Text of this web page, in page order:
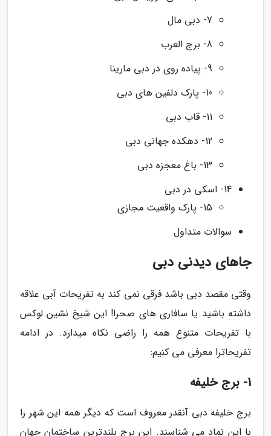
7- دبی مال
8- برج العرب
9- پیاده روی در دبی مارینا
10- پارک دلفین های دبی
11- قاب دبی
12- دهکده جهانی دبی
13- باغ معجزه دبی
14- اسکی در دبی
15- پارک واقعیت مجازی
سوالات متداول
جاهای دیدنی دبی
وقتی مقصد دبی باشد فرقی نمی کند به تفریحات آبی علاقه
داشته باشید یا سافاری های صحرا! این شیخ نشین لوکس
با تفریحات متنوع همه را راضی نکاه میدارد. در ادامه
تفریحاترا معرفی می کنیم:
1- برج خلیفه
برج خلیفه دبی آنقدر معروف است که دیگر همه این شهر را
با این نماد می شناسند. این برج بلندترین ساختمان جهان